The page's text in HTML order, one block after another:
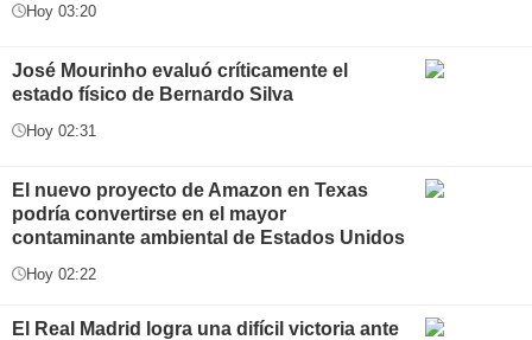
Hoy 03:20
José Mourinho evaluó críticamente el
estado físico de Bernardo Silva
Hoy 02:31
El nuevo proyecto de Amazon en Texas
podría convertirse en el mayor
contaminante ambiental de Estados Unidos
Hoy 02:22
El Real Madrid logra una difícil victoria ante